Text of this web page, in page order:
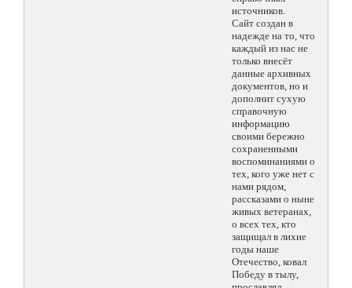
источников.
Сайт создан в
надежде на то, что
каждый из нас не
только внесёт
данные архивных
документов, но и
дополнит сухую
справочную
информацию
своими бережно
сохраненными
воспоминаниями о
тех, кого уже нет с
нами рядом,
рассказами о ныне
живых ветеранах,
о всех тех, кто
защищал в лихие
годы наше
Отечество, ковал
Победу в тылу,